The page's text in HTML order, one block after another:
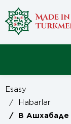
Esasy
/
Habarlar
/ В Ашхабаде